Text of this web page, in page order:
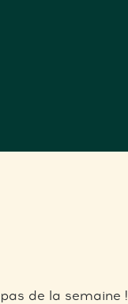
de la semaine !